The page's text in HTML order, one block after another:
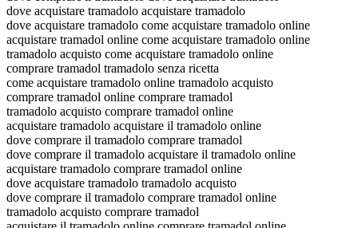
dove acquistare tramadolo acquistare tramadolo
dove acquistare tramadolo come acquistare tramadolo online
acquistare tramadol online come acquistare tramadolo online
tramadolo acquisto come acquistare tramadolo online
comprare tramadol tramadolo senza ricetta
come acquistare tramadolo online tramadolo acquisto
comprare tramadol online comprare tramadol
tramadolo acquisto comprare tramadol online
acquistare tramadolo acquistare il tramadolo online
dove comprare il tramadolo comprare tramadol
dove comprare il tramadolo acquistare il tramadolo online
acquistare tramadolo comprare tramadol online
dove acquistare tramadolo tramadolo acquisto
dove comprare il tramadolo comprare tramadol online
tramadolo acquisto comprare tramadol